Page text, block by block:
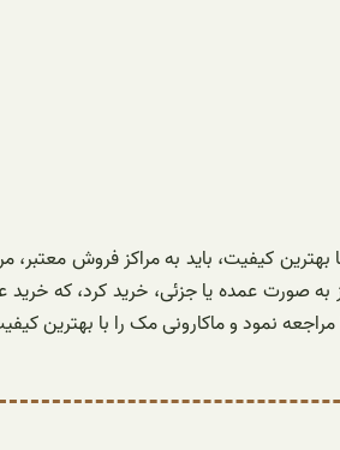
بهترین کیفیت، باید به مراکز فروش
به صورت عمده یا جزئی، خرید کرد، که
نمود و ماکارونی مک را با بهترین